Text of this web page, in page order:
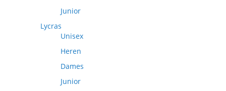
Junior
Lycras
Unisex
Heren
Dames
Junior